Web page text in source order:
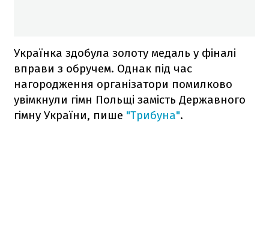
Українка здобула золоту медаль у фіналі
вправи з обручем. Однак під час
нагородження організатори помилково
увімкнули гімн Польщі замість Державного
гімну України, пише "Трибуна".